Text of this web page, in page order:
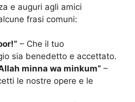
e auguri agli amici
frasi comuni:
– Che il tuo
sia benedetto e accettato.
minna wa minkum” –
le nostre opere e le